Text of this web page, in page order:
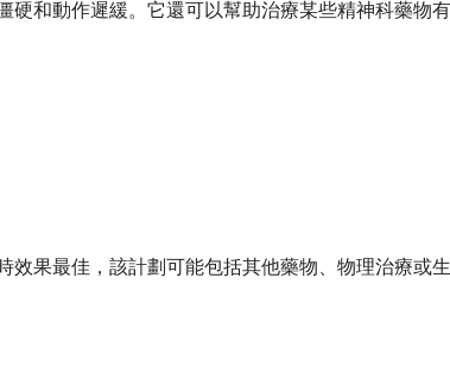
和動作遲緩。它還可以幫助治療某些精神科藥物
果最佳，該計劃可能包括其他藥物、物理治療或生